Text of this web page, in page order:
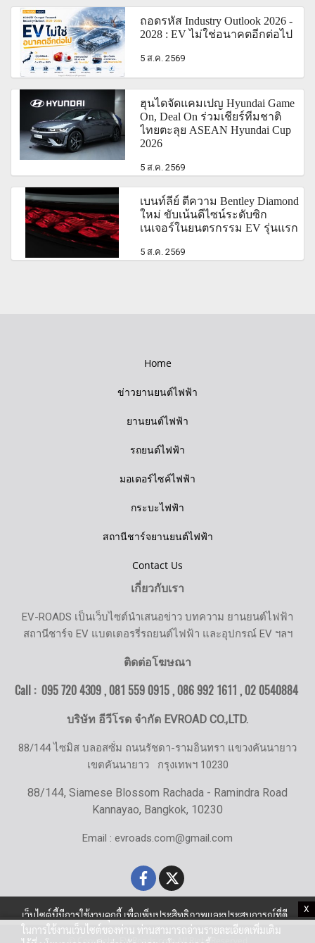
X
ถอดรหัส Industry Outlook 2026 -
2028 : EV ไม่ใช่อนาคตอีกต่อไป
5 ส.ค. 2569
ฮุนไดจัดแคมเปญ Hyundai Game
On, Deal On ร่วมเชียร์ทีมชาติ
ไทยตะลุย ASEAN Hyundai Cup
2026
5 ส.ค. 2569
เบนท์ลีย์ ตีความ Bentley Diamond
ใหม่ ขับเน้นดีไซน์ระดับซิก
เนเจอร์ในยนตรกรรม EV รุ่นแรก
5 ส.ค. 2569
Home
ข่าวยานยนต์ไฟฟ้า
ยานยนต์ไฟฟ้า
รถยนต์ไฟฟ้า
มอเตอร์ไซค์ไฟฟ้า
กระบะไฟฟ้า
สถานีชาร์จยานยนต์ไฟฟ้า
Contact Us
เกี่ยวกับเรา
EV-ROADS เป็นเว็บไซต์นำเสนอข่าว บทความ ยานยนต์ไฟฟ้า
สถานีชาร์จ EV แบตเตอรรี่รถยนต์ไฟฟ้า และอุปกรณ์ EV ฯลฯ
ติดต่อโฆษณา
Call : 095 720 4309 , 081 559 0915 , 086 992 1611 ,02 0540884
บริษัท อีวีโรด จำกัด EVROAD CO.,LTD.
88/144 ไซมิส บลอสซั่ม ถนนรัชดา-รามอินทรา แขวงคันนายาว
เขตคันนายาว กรุงเทพฯ 10230
88/144, Siamese Blossom Rachada - Ramindra Road
Kannayao, Bangkok, 10230
Email : evroads.com@gmail.com
© Copyright EV-Roads.com All Right Reserved
เว็บไซต์นี้มีการใช้งานคุกกี้ เพื่อเพิ่มประสิทธิภาพและประสบการณ์ที่ดี
ในการใช้งานเว็บไซต์ของท่าน ท่านสามารถอ่านรายละเอียดเพิ่มเติม